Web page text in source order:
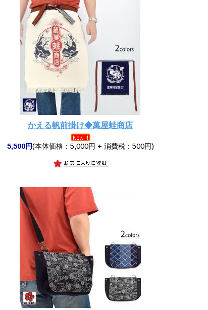
かえる帆前掛け◆萬屋蛙商店
5,500円(本体価格：5,000円 + 消費税：500円)